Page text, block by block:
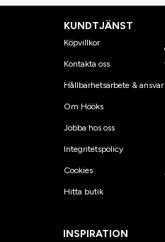
KUNDTJÄNST
Köpvillkor
Kontakta oss
Hållbarhetsarbete & ansvar
Om Hööks
Jobba hos oss
Integritetspolicy
Cookies
Hitta butik
INSPIRATION